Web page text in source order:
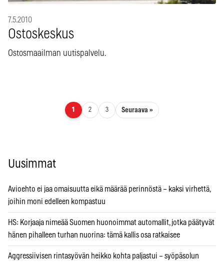
7.5.2010
Ostoskeskus
Ostosmaailman uutispalvelu.
Artikkelien sivutus
1 2 3 Seuraava »
Uusimmat
Avioehto ei jaa omaisuutta eikä määrää perinnöstä – kaksi virhettä,
joihin moni edelleen kompastuu
HS: Korjaaja nimeää Suomen huonoimmat automallit, jotka päätyvät
hänen pihalleen turhan nuorina: tämä kallis osa ratkaisee
Aggressiivisen rintasyövän heikko kohta paljastui – syöpäsolun